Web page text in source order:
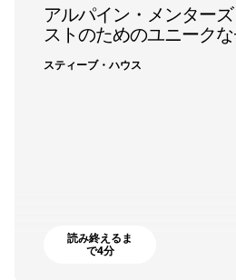
アルパイン・メンター
ストのためのユニーク
スティーブ・ハウス
読み終えるま
で4分